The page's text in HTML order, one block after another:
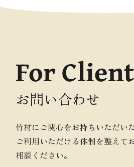
For
お問い合わせ
竹材にご関心をお持ちいただい
ご利用いただける体制を整えて
相談ください。